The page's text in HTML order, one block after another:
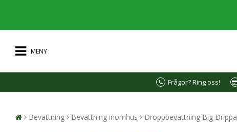
MENY
Frågor? Ring oss!
Bevattning Bevattning inomhus Droppbevattning Big Drippa